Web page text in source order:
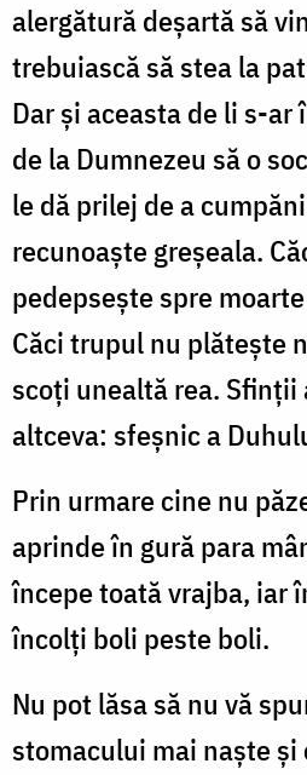
alergătură deşartă să
trebuiască să stea la
Dar şi aceasta de li s-
de la Dumnezeu să o
le dă prilej de a
recunoaşte greşeala.
pedepseşte spre
Căci trupul nu plăteşte
scoţi unealtă rea. Sfinţii
altceva: sfeşnic a
Prin urmare cine nu
aprinde în gură para
începe toată vrajba, iar
încolţi boli peste boli.
Nu pot lăsa să nu vă
stomacului mai naşte şi